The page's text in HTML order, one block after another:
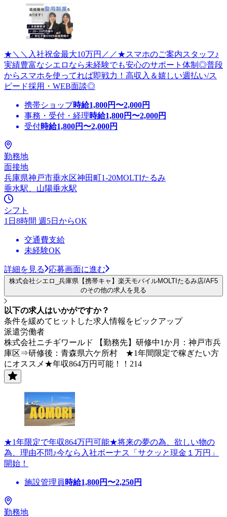
★＼＼入社祝金最大10万円／／★スマホのご案内スタッフ♪
実績豊富なシエロなら未経験でも安心のサポート体制◎普段
からスマホを使ってれば即戦力！高収入＆嬉しい週払い/ス
ピード採用・WEB面談◎
携帯ショップ時給1,800円〜2,000円
事務・受付・経理時給1,800円〜2,000円
受付時給1,800円〜2,000円
勤務地
面接地
兵庫県神戸市垂水区神田町1-20MOLTIたるみ
垂水駅、山陽垂水駅
シフト
1日8時間 週5日からOK
交通費支給
未経験OK
詳細を見る 応募画面に進む
株式会社シエロ_兵庫県【携帯キャ】楽天モバイルMOLTIたるみ店/AF5
のその他の求人を見る
以下の求人はいかがですか？
条件を緩めてヒットした求人情報をピックアップ
派遣労働者
株式会社ニチギワールド 【勤務先】研修中1か月：神戸市兵
庫区⇒研修後：青森県六ケ所村 ★1年間限定で稼ぎたい方
にオススメ★年収864万円可能！！214
★1年限定で年収864万円可能★将来の夢の為、欲しい物の
為、理由不問♪今なら入社ボーナス「サクッと現金１万円」
開始！
施設管理員 時給1,800円〜2,250円
勤務地